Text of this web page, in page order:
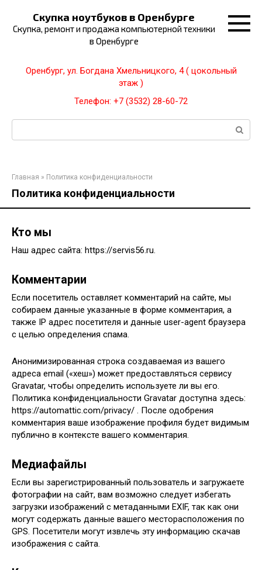
контенту
Скупка ноутбуков в Оренбурге
Скупка, ремонт и продажа компьютерной техники
в Оренбурге
Оренбург, ул. Богдана Хмельницкого, 4 ( цокольный
этаж )
Телефон: +7 (3532) 28-60-72
Поиск:
Главная » Политика конфиденциальности
Политика конфиденциальности
Кто мы
Наш адрес сайта: https://servis56.ru.
Комментарии
Если посетитель оставляет комментарий на сайте, мы
собираем данные указанные в форме комментария, а
также IP адрес посетителя и данные user-agent браузера
с целью определения спама.
Анонимизированная строка создаваемая из вашего
адреса email («хеш») может предоставляться сервису
Gravatar, чтобы определить используете ли вы его.
Политика конфиденциальности Gravatar доступна здесь:
https://automattic.com/privacy/ . После одобрения
комментария ваше изображение профиля будет видимым
публично в контексте вашего комментария.
Медиафайлы
Если вы зарегистрированный пользователь и загружаете
фотографии на сайт, вам возможно следует избегать
загрузки изображений с метаданными EXIF, так как они
могут содержать данные вашего месторасположения по
GPS. Посетители могут извлечь эту информацию скачав
изображения с сайта.